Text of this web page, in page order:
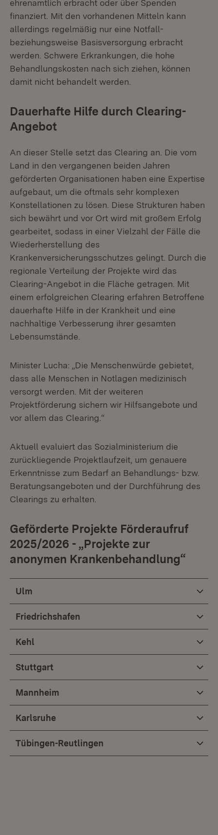
ehrenamtlich erbracht oder über Spenden
finanziert. Mit den vorhandenen Mitteln kann
allerdings regelmäßig nur eine Notfall-
beziehungsweise Basisversorgung erbracht
werden. Schwere Erkrankungen, die hohe
Behandlungskosten nach sich ziehen, können
damit nicht behandelt werden.
Dauerhafte Hilfe durch Clearing-
Angebot
An dieser Stelle setzt das Clearing an. Die vom
Land in den vergangenen beiden Jahren
geförderten Organisationen haben eine Expertise
aufgebaut, um die oftmals sehr komplexen
Konstellationen zu lösen. Diese Strukturen haben
sich bewährt und vor Ort wird mit großem Erfolg
gearbeitet, sodass in einer Vielzahl der Fälle die
Wiederherstellung des
Krankenversicherungsschutzes gelingt. Durch die
regionale Verteilung der Projekte wird das
Clearing-Angebot in die Fläche getragen. Mit
einem erfolgreichen Clearing erfahren Betroffene
dauerhafte Hilfe in der Krankheit und eine
nachhaltige Verbesserung ihrer gesamten
Lebensumstände.
Minister Lucha: „Die Menschenwürde gebietet,
dass alle Menschen in Notlagen medizinisch
versorgt werden. Mit der weiteren
Projektförderung sichern wir Hilfsangebote und
vor allem das Clearing.“
Aktuell evaluiert das Sozialministerium die
zurückliegende Projektlaufzeit, um genauere
Erkenntnisse zum Bedarf an Behandlungs- bzw.
Beratungsangeboten und der Durchführung des
Clearings zu erhalten.
Geförderte Projekte Förderaufruf
2025/2026 - „Projekte zur
anonymen Krankenbehandlung“
Ulm
Friedrichshafen
Kehl
Stuttgart
Mannheim
Karlsruhe
Tübingen-Reutlingen